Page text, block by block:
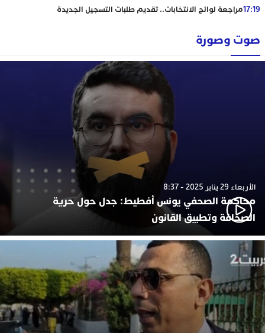
17:19مراجعة لوائح الانتخابات.. تقديم طلبات التسجيل الجديدة
صوت وصورة
الأربعاء 29 يناير 2025 - 8:37
محاكمة الصحفي يونس أفطيط: جدل حول حرية
الصحافة وتطبيق القانون